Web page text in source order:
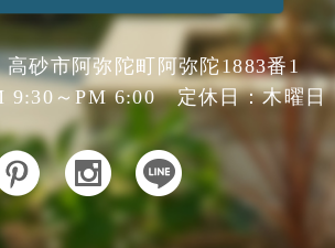
砂市阿弥陀町阿弥陀1883番1
9:30～PM 6:00 定休日：木曜日